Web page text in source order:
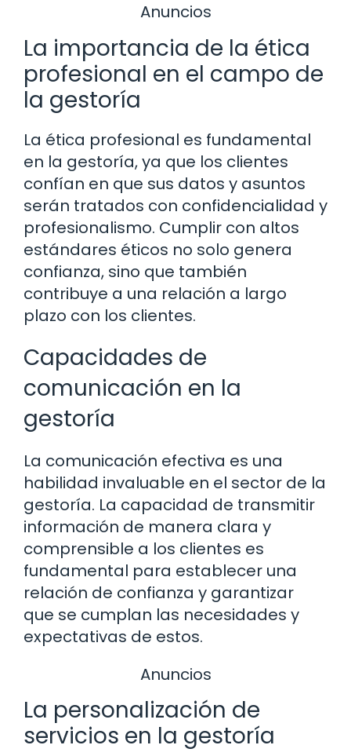
Anuncios
La importancia de la ética
profesional en el campo de
la gestoría
La ética profesional es fundamental
en la gestoría, ya que los clientes
confían en que sus datos y asuntos
serán tratados con confidencialidad y
profesionalismo. Cumplir con altos
estándares éticos no solo genera
confianza, sino que también
contribuye a una relación a largo
plazo con los clientes.
Capacidades de
comunicación en la
gestoría
La comunicación efectiva es una
habilidad invaluable en el sector de la
gestoría. La capacidad de transmitir
información de manera clara y
comprensible a los clientes es
fundamental para establecer una
relación de confianza y garantizar
que se cumplan las necesidades y
expectativas de estos.
Anuncios
La personalización de
servicios en la gestoría